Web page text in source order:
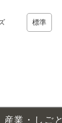
標準
産業・しごと